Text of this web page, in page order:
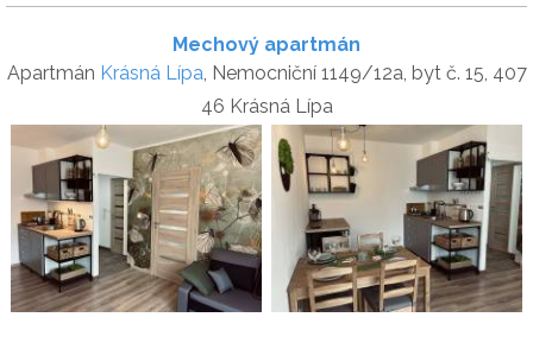
Mechový apartmán
Apartmán Krásná Lípa, Nemocniční 1149/12a, byt č. 15, 407
46 Krásná Lípa